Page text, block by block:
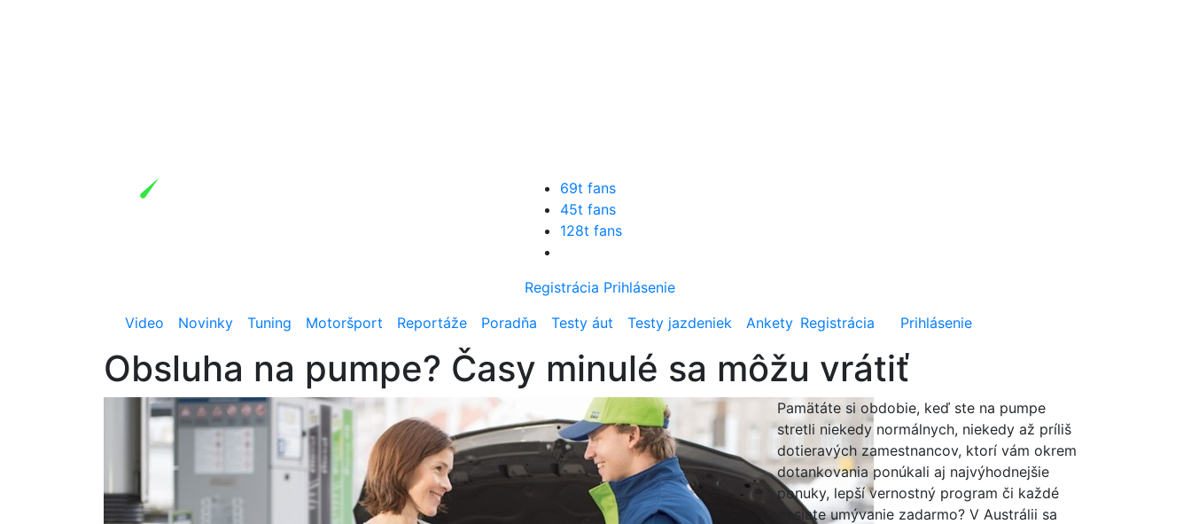
69t fans
45t fans
128t fans
Registrácia Prihlásenie
Video
Novinky Tuning Motoršport Reportáže Poradňa Testy áut Testy jazdeniek Ankety Registrácia Prihlásenie
Obsluha na pumpe? Časy minulé sa môžu vrátiť
Pamätáte si obdobie, keď ste na pumpe
stretli niekedy normálnych, niekedy až príliš
dotieravých zamestnancov, ktorí vám okrem
dotankovania ponúkali aj najvýhodnejšie
ponuky, lepší vernostný program či každé
desiate umývanie zadarmo? V Austrálii sa